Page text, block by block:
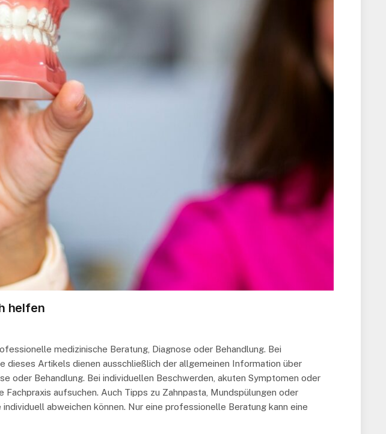
helfen
medizinische Beratung, Diagnose oder Behandlung. Bei
dieses Artikels dienen ausschließlich der allgemeinen Information über
oder Behandlung. Bei individuellen Beschwerden, akuten Symptomen oder
aufsuchen. Auch Tipps zu Zahnpasta, Mundspülungen oder
abweichen können. Nur eine professionelle Beratung kann eine